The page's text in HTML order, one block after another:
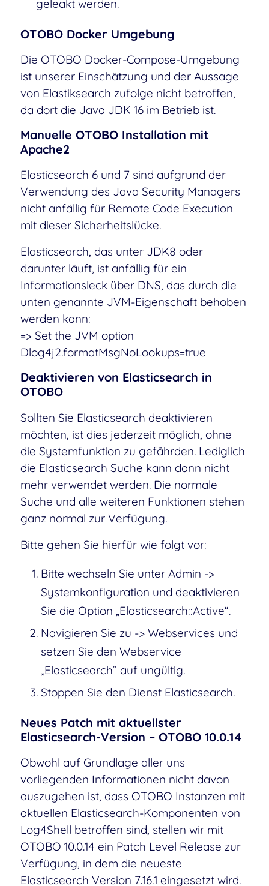
geleakt werden.
OTOBO Docker Umgebung
Die OTOBO Docker-Compose-Umgebung
ist unserer Einschätzung und der Aussage
von Elastiksearch zufolge nicht betroffen,
da dort die Java JDK 16 im Betrieb ist.
Manuelle OTOBO Installation mit
Apache2
Elasticsearch 6 und 7 sind aufgrund der
Verwendung des Java Security Managers
nicht anfällig für Remote Code Execution
mit dieser Sicherheitslücke.
Elasticsearch, das unter JDK8 oder
darunter läuft, ist anfällig für ein
Informationsleck über DNS, das durch die
unten genannte JVM-Eigenschaft behoben
werden kann:
=> Set the JVM option
Dlog4j2.formatMsgNoLookups=true
Deaktivieren von Elasticsearch in
OTOBO
Sollten Sie Elasticsearch deaktivieren
möchten, ist dies jederzeit möglich, ohne
die Systemfunktion zu gefährden. Lediglich
die Elasticsearch Suche kann dann nicht
mehr verwendet werden. Die normale
Suche und alle weiteren Funktionen stehen
ganz normal zur Verfügung.
Bitte gehen Sie hierfür wie folgt vor:
Bitte wechseln Sie unter Admin ->
Systemkonfiguration und deaktivieren
Sie die Option „Elasticsearch::Active“.
Navigieren Sie zu -> Webservices und
setzen Sie den Webservice
„Elasticsearch“ auf ungültig.
Stoppen Sie den Dienst Elasticsearch.
Neues Patch mit aktuellster
Elasticsearch-Version – OTOBO 10.0.14
Obwohl auf Grundlage aller uns
vorliegenden Informationen nicht davon
auszugehen ist, dass OTOBO Instanzen mit
aktuellen Elasticsearch-Komponenten von
Log4Shell betroffen sind, stellen wir mit
OTOBO 10.0.14 ein Patch Level Release zur
Verfügung, in dem die neueste
Elasticsearch Version 7.16.1 eingesetzt wird.